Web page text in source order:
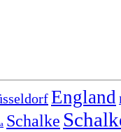
England
Schalke